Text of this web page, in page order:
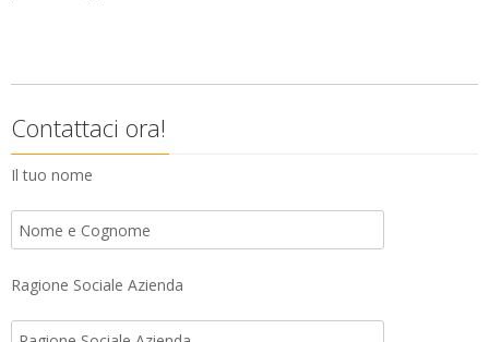
Contattaci ora!
Il tuo nome
Ragione Sociale Azienda